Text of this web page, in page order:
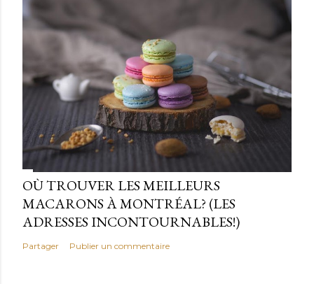
OÙ TROUVER LES MEILLEURS
MACARONS À MONTRÉAL? (LES
ADRESSES INCONTOURNABLES!)
Partager Publier un commentaire